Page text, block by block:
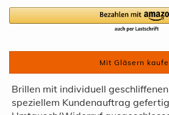
Mit Gläsern
Brillen mit individuell
speziellem Kundenauftrag